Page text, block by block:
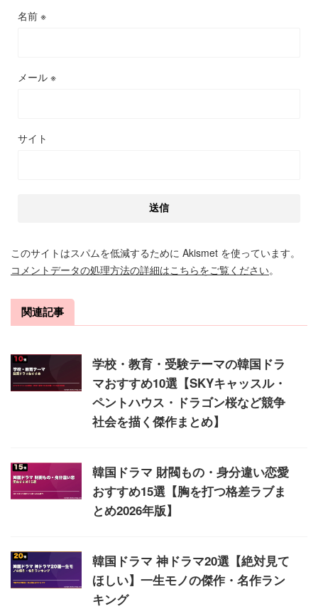
名前 ※
メール ※
サイト
このサイトはスパムを低減するために Akismet を使っています。
コメントデータの処理方法の詳細はこちらをご覧ください。
関連記事
学校・教育・受験テーマの韓国ドラ
マおすすめ10選【SKYキャッスル・
ペントハウス・ドラゴン桜など競争
社会を描く傑作まとめ】
韓国ドラマ 財閥もの・身分違い恋愛
おすすめ15選【胸を打つ格差ラブま
とめ2026年版】
韓国ドラマ 神ドラマ20選【絶対見て
ほしい】一生モノの傑作・名作ラン
キング